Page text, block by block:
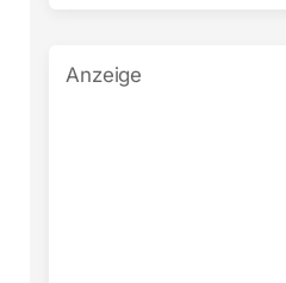
Anzeige